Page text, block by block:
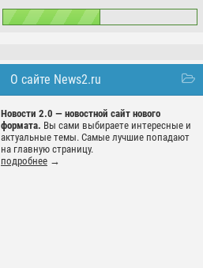
О сайте News2.ru
Новости 2.0 — новостной сайт нового
формата. Вы сами выбираете интересные и
актуальные темы. Самые лучшие попадают
на главную страницу.
подробнее →